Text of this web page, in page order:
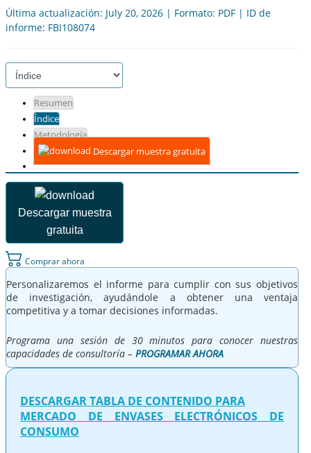
Última actualización: July 20, 2026 | Formato: PDF | ID de
informe: FBI108074
Resumen
Índice
Metodología
Descargar muestra gratuita
Descargar muestra
gratuita
Comprar ahora
Personalizaremos el informe para cumplir con sus objetivos
de investigación, ayudándole a obtener una ventaja
competitiva y a tomar decisiones informadas.
Programa una sesión de 30 minutos para conocer nuestras
capacidades de consultoría – PROGRAMAR AHORA
DESCARGAR TABLA DE CONTENIDO PARA
MERCADO DE ENVASES ELECTRÓNICOS DE
CONSUMO